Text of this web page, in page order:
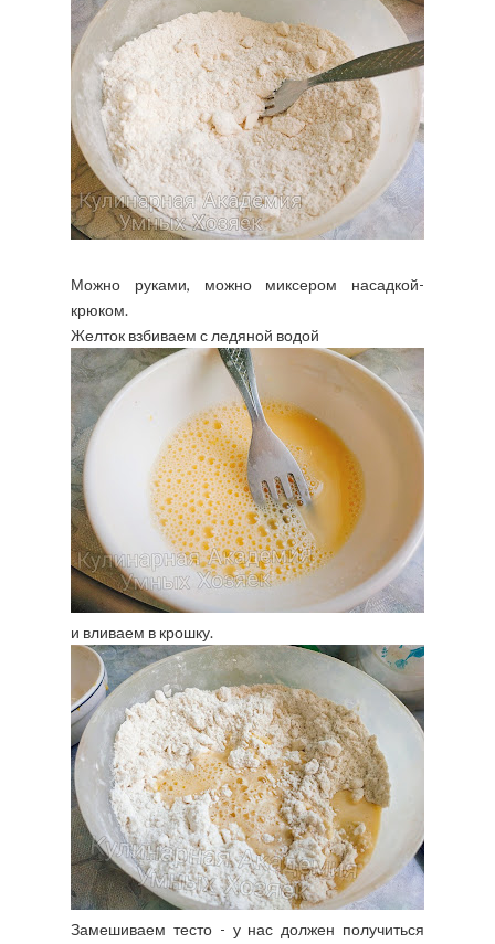
Можно руками, можно миксером насадкой-
крюком.
Желток взбиваем с ледяной водой
и вливаем в крошку.
Замешиваем тесто - у нас должен получиться